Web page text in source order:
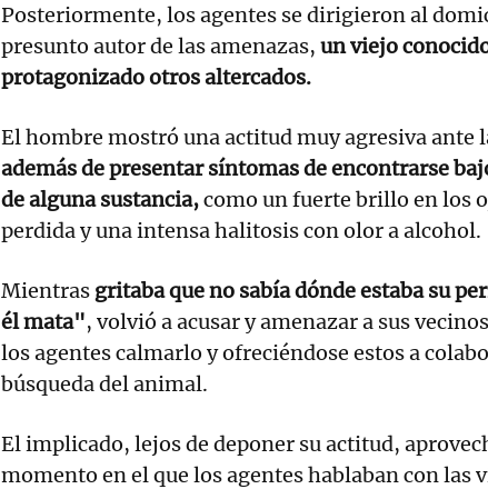
Posteriormente, los agentes se dirigieron al
presunto autor de las amenazas, un viejo
protagonizado otros altercados.
El hombre mostró una actitud muy agresiva ante
además de presentar síntomas de encontrarse
de alguna sustancia,como un fuerte brillo en los
perdida y una intensa halitosis con olor a alcohol.
Mientras gritaba que no sabía dónde estaba su
él mata", volvió a acusar y amenazar a sus
los agentes calmarlo y ofreciéndose estos a
búsqueda del animal.
El implicado, lejos de deponer su actitud,
momento en el que los agentes hablaban con las